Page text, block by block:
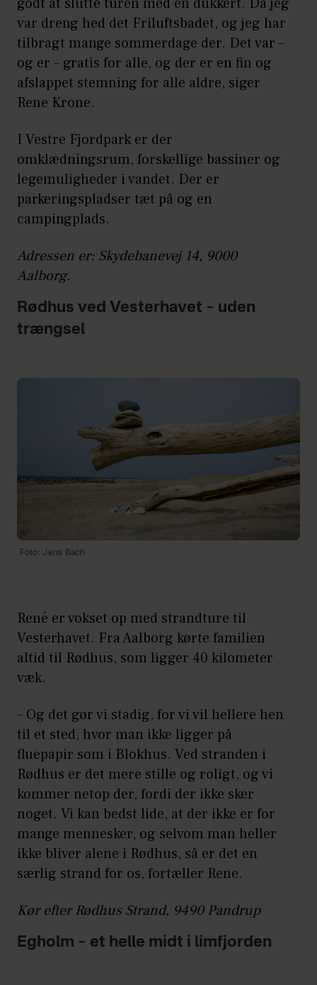
godt at slutte turen med en dukkert. Da jeg
var dreng hed det Friluftsbadet, og jeg har
tilbragt mange sommerdage der. Det var –
og er – gratis for alle, og der er en fin og
afslappet stemning for alle aldre, siger
Rene Krone.
I Vestre Fjordpark er der
omklædningsrum, forskellige bassiner og
legemuligheder i vandet. Der er
parkeringspladser tæt på og en
campingplads.
Adressen er: Skydebanevej 14, 9000
Aalborg.
Rødhus ved Vesterhavet – uden
trængsel
Foto: Jens Bach
René er vokset op med strandture til
Vesterhavet. Fra Aalborg kørte familien
altid til Rødhus, som ligger 40 kilometer
væk.
– Og det gør vi stadig, for vi vil hellere hen
til et sted, hvor man ikke ligger på
fluepapir som i Blokhus. Ved stranden i
Rødhus er det mere stille og roligt, og vi
kommer netop der, fordi der ikke sker
noget. Vi kan bedst lide, at der ikke er for
mange mennesker, og selvom man heller
ikke bliver alene i Rødhus, så er det en
særlig strand for os, fortæller Rene.
Kør efter Rødhus Strand, 9490 Pandrup
Egholm – et helle midt i limfjorden